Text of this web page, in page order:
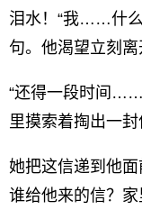
泪水！“我……什么
句。他渴望立刻离
“还得一段时间……
里摸索着掏出一封
她把这信递到他
谁给他来的信？家